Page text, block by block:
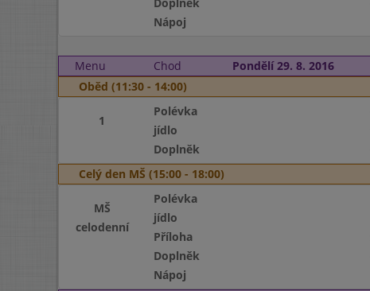
Nápoj
Menu
Chod Pondělí 29. 8. 2016
Oběd (11:30 - 14:00)
1
Polévka
jídlo
Doplněk
Celý den MŠ (15:00 - 18:00)
MŠ
celodenní
Polévka
jídlo
Příloha
Doplněk
Nápoj